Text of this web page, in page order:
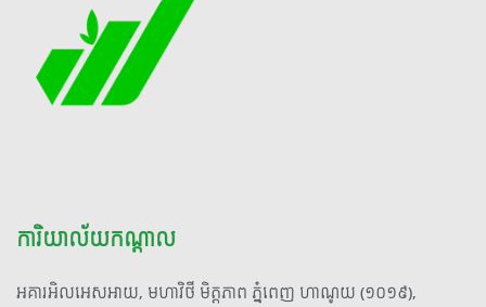
ការិយាល័យកណ្តាល
អគារអិលអេសអាយ, មហាវិថី មិត្តភាព ភ្នំពេញ ហាណូយ (១០១៩),